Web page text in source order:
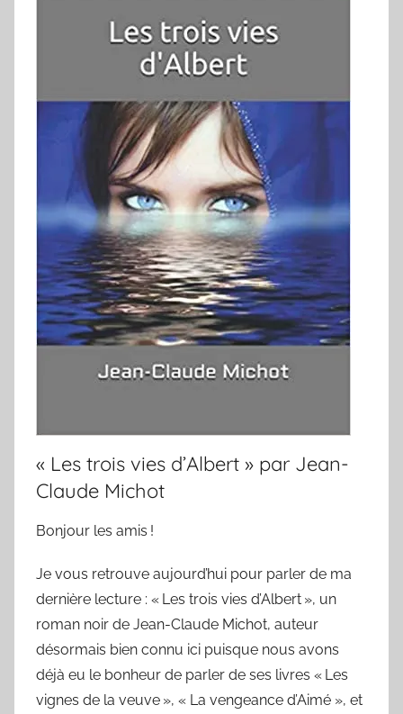
« Les trois vies d’Albert » par Jean-
Claude Michot
Bonjour les amis !
Je vous retrouve aujourd’hui pour parler de ma
dernière lecture : « Les trois vies d’Albert », un
roman noir de Jean-Claude Michot, auteur
désormais bien connu ici puisque nous avons
déjà eu le bonheur de parler de ses livres « Les
vignes de la veuve », « La vengeance d’Aimé », et